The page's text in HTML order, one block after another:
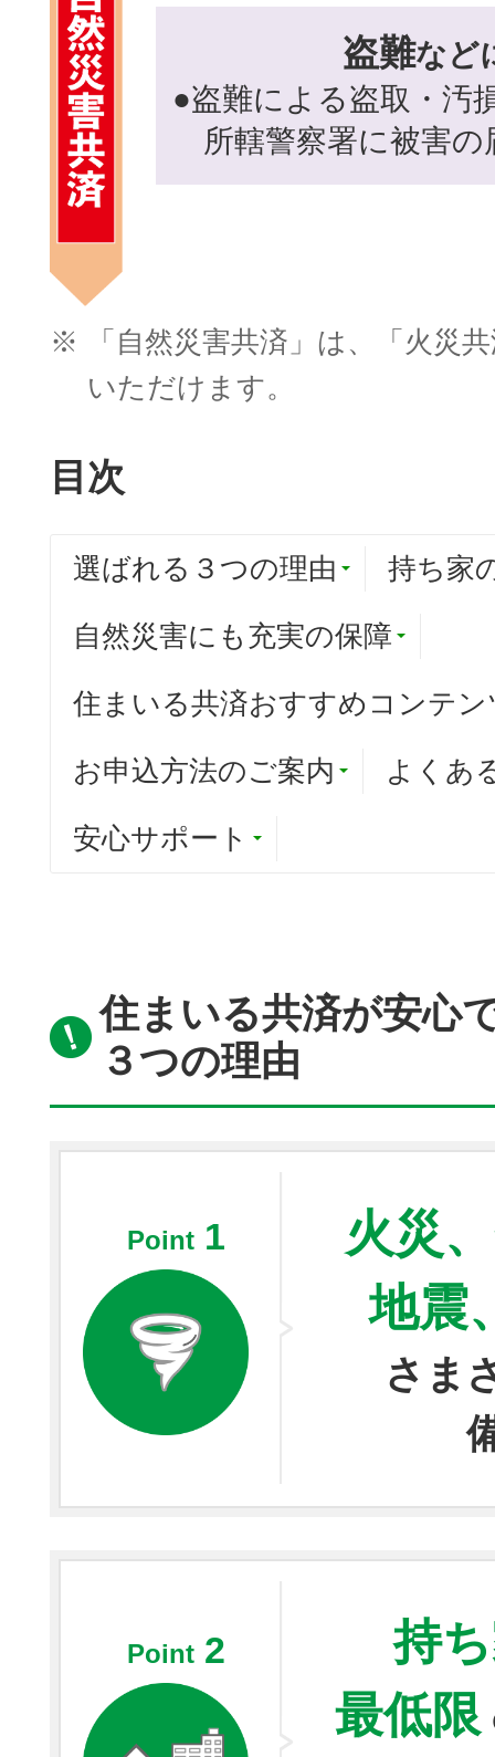
盗難など
●盗難による盗取・汚
所轄警察署に被害の
※
「自然災害共済」は、「火災
いただけます。
目次
選ばれる３つの理由 持ち家
自然災害にも充実の保障
住まいる共済おすすめコンテン
お申込方法のご案内 よくあ
安心サポート
住まいる共済が安心
３つの理由
Point1
火災
地震
さま
Point2
持
最低限